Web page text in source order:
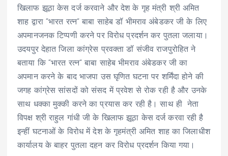
खिलाफ झूठा केस दर्ज करवाने और देश के गृह मंत्री श्री अमित
शाह द्वारा “भारत रत्न” बाबा साहेब डॉ भीमराव अंबेडकर जी के लिए
अपमानजनक टिप्पणी करने पर विरोध प्रदर्शन कर पुतला जलाया।
उदयपुर देहात जिला कांग्रेस प्रवक्ता डॉ संजीव राजपुरोहित ने
बताया कि “भारत रत्न” बाबा साहेब भीमराव अंबेडकर जी का
अपमान करने के बाद भाजपा उस घृणित घटना पर शर्मिंदा होने की
जगह कांग्रेस सांसदों को संसद में प्रवेश से रोक रही है और उनके
साथ धक्का मुक्की करने का प्रयास कर रही है। साथ ही नेता
विपक्ष श्री राहुल गांधी जी के खिलाफ झूठा केस दर्ज करवा रही है
इन्हीं घटनाओं के विरोध में देश के गृहमंत्री अमित शाह का जिलाधीश
कार्यालय के बाहर पुतला दहन कर विरोध प्रदर्शन किया गया।